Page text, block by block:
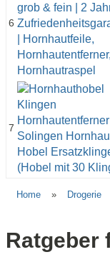
6
7
Home » Drogerie
Ratgeber